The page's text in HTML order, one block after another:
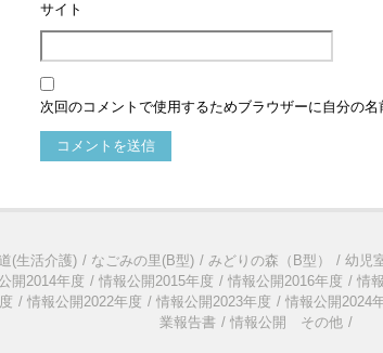
サイト
次回のコメントで使用するためブラウザーに自分の名
(生活介護) なごみの里(B型) みどりの森（B型） 幼児
開2014年度 情報公開2015年度 情報公開2016年度 情
情報公開2022年度 情報公開2023年度 情報公開2024
業報告書
情報公開 その他